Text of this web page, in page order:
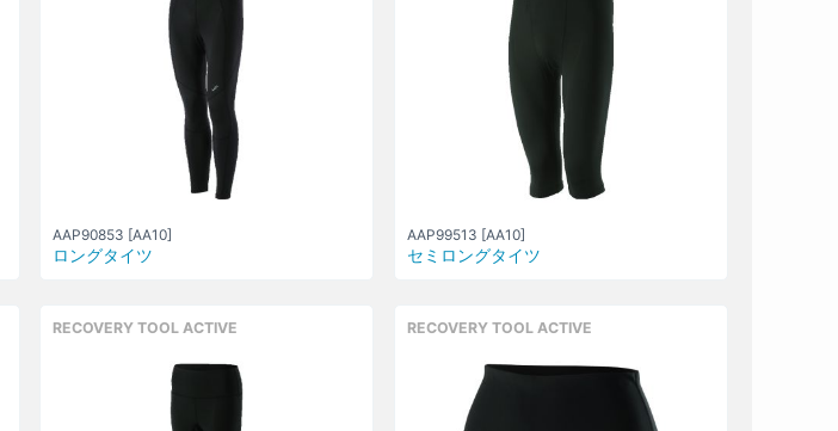
AAP90853 [AA10]
ロングタイツ
AAP99513 [AA10]
セミロングタイツ
RECOVERY TOOL ACTIVE RECOVERY TOOL ACTIVE